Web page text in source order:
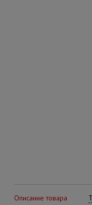
Описание товара